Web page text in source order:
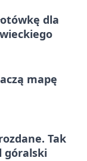
dla
mapę
Tak
góralski